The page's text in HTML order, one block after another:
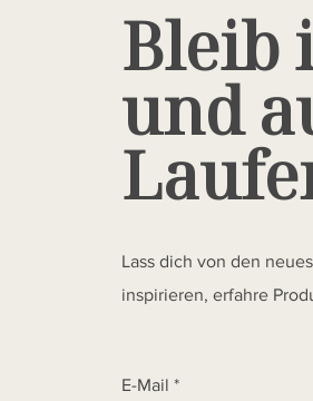
Bleib
und
Lass dich von den
inspirieren, erfahre
E-Mail *